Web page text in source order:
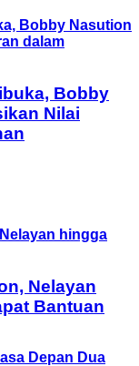
Bobby
Nilai
Nelayan
Bantuan